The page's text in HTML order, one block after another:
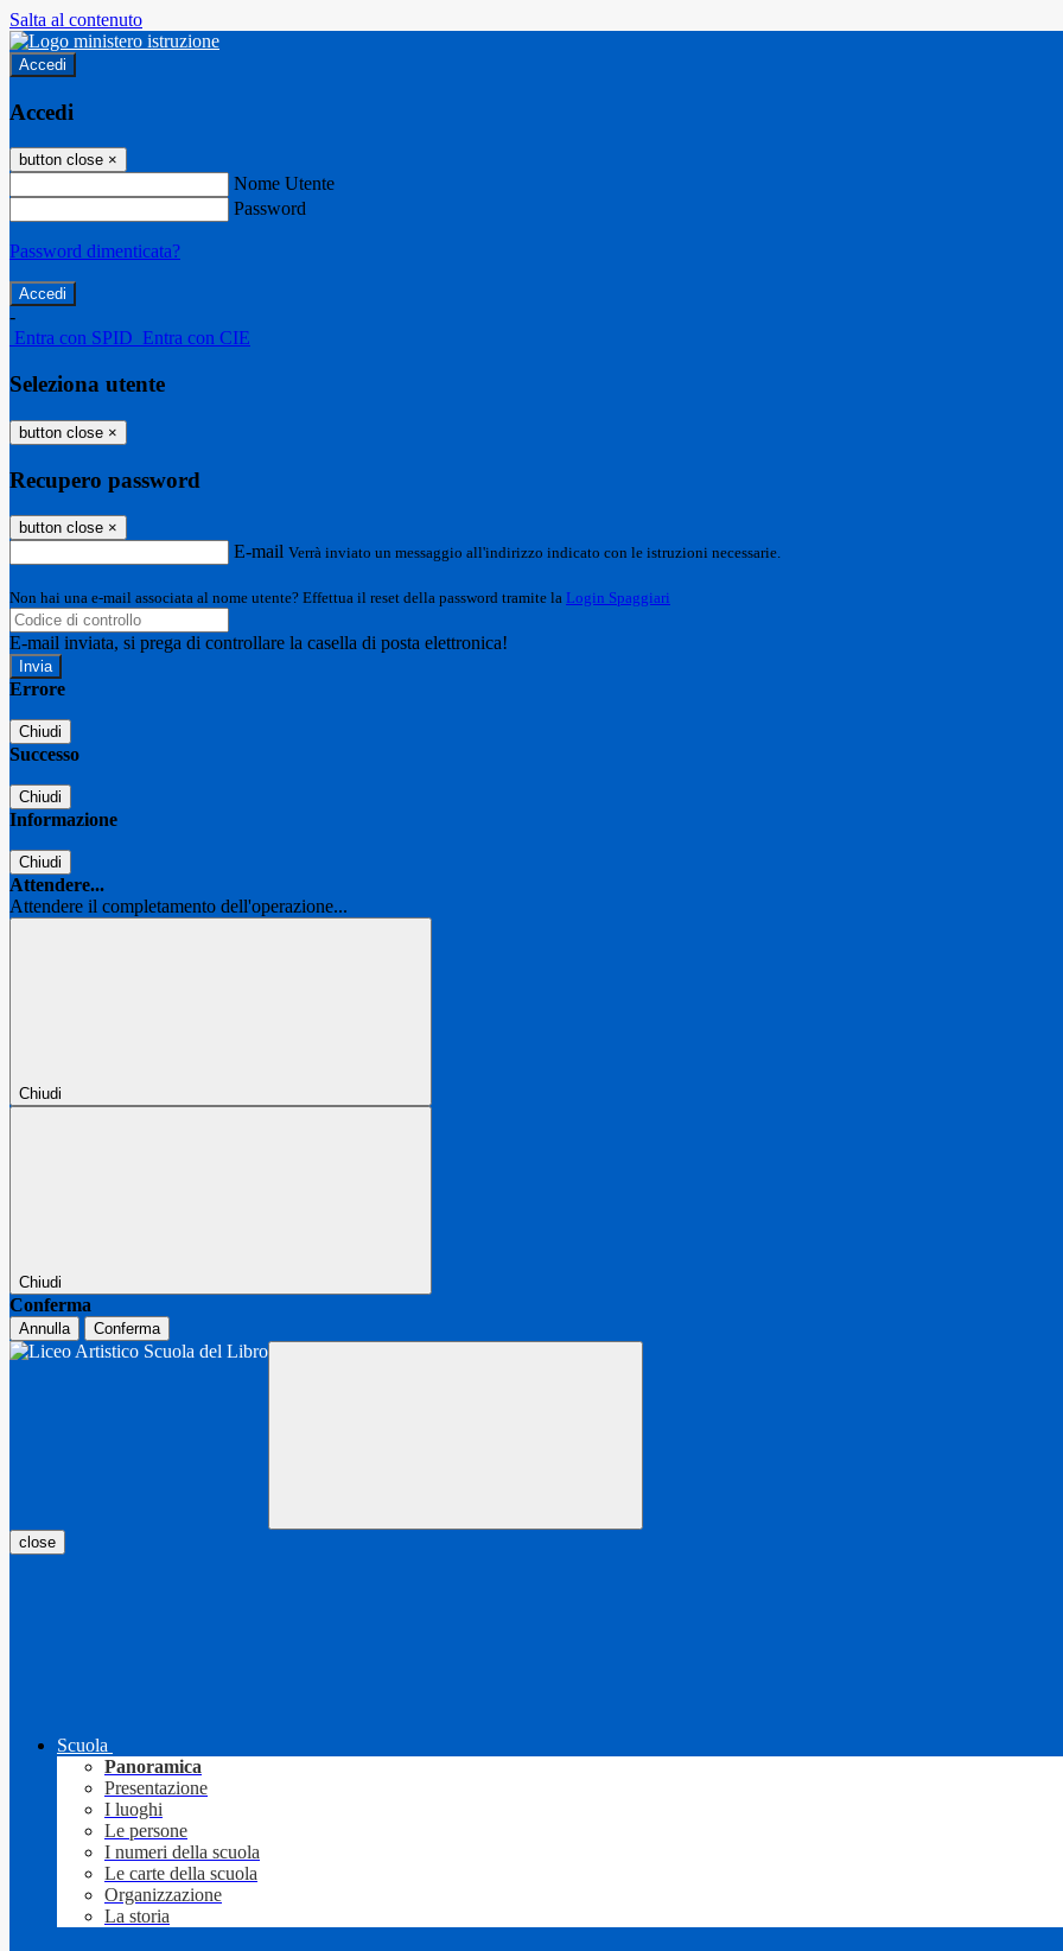
Salta al contenuto
Accedi
Accedi
button close ×
Nome Utente
Password
Password dimenticata?
-
Entra con SPID Entra con CIE
Seleziona utente
button close ×
Recupero password
button close ×
E-mail Verrà inviato un messaggio all'indirizzo indicato con le istruzioni necessarie.
Non hai una e-mail associata al nome utente? Effettua il reset della password tramite la Login Spaggiari
E-mail inviata, si prega di controllare la casella di posta elettronica!
Errore
Chiudi
Successo
Chiudi
Informazione
Chiudi
Attendere...
Attendere il completamento dell'operazione...
Chiudi
Chiudi
Conferma
Annulla Conferma
close
Scuola
Panoramica
Presentazione
I luoghi
Le persone
I numeri della scuola
Le carte della scuola
Organizzazione
La storia